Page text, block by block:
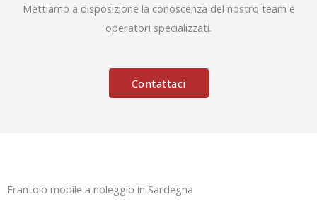
Mettiamo a disposizione la conoscenza del nostro team e
operatori specializzati.
Contattaci
Frantoio mobile a noleggio in Sardegna